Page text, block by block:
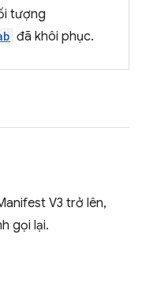
tượng
đã khôi phục.
V3 trở lên,
gọi lại.